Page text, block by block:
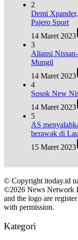
2
Demi
Pajero Sport
14 Maret 2023
3
Aliansi
Mungil
14 Maret 2023
4
Sosok New
14 Maret 2023
5
AS
berawak di
15 Maret 2023
© Copyright itoday.id
©2026 News Network
and the logo are
with permission.
Kategori